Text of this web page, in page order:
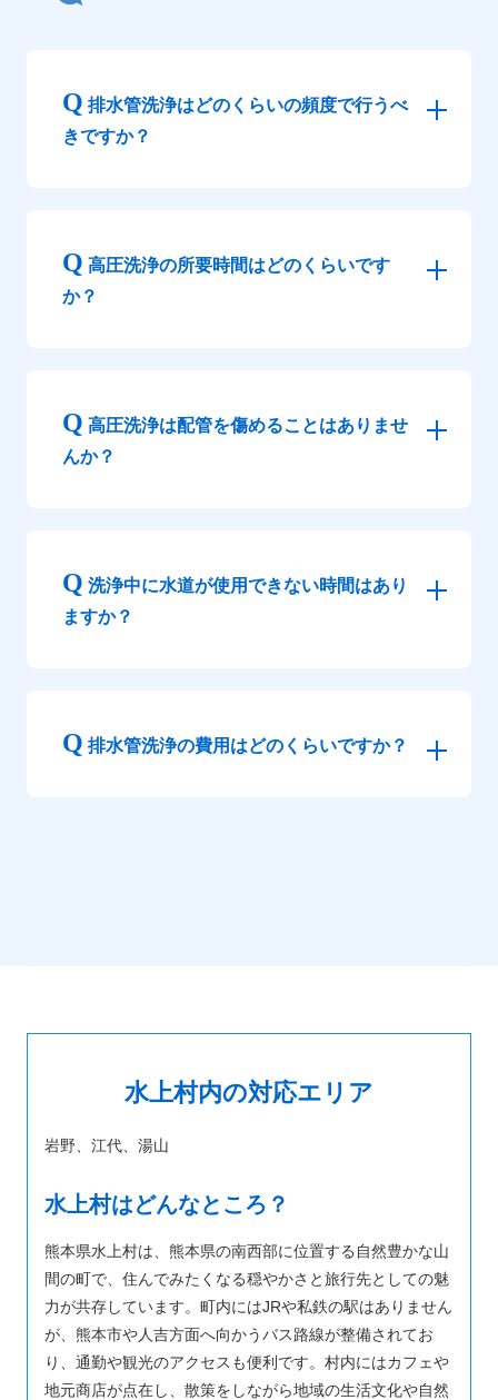
排水管洗浄はどのくらいの頻度で行うべ
きですか？
高圧洗浄の所要時間はどのくらいです
か？
高圧洗浄は配管を傷めることはありませ
んか？
洗浄中に水道が使用できない時間はあり
ますか？
排水管洗浄の費用はどのくらいですか？
水上村内の対応エリア
岩野、江代、湯山
水上村はどんなところ？
熊本県水上村は、熊本県の南西部に位置する自然豊かな山
間の町で、住んでみたくなる穏やかさと旅行先としての魅
力が共存しています。町内にはJRや私鉄の駅はありません
が、熊本市や人吉方面へ向かうバス路線が整備されてお
り、通勤や観光のアクセスも便利です。村内にはカフェや
地元商店が点在し、散策をしながら地域の生活文化や自然